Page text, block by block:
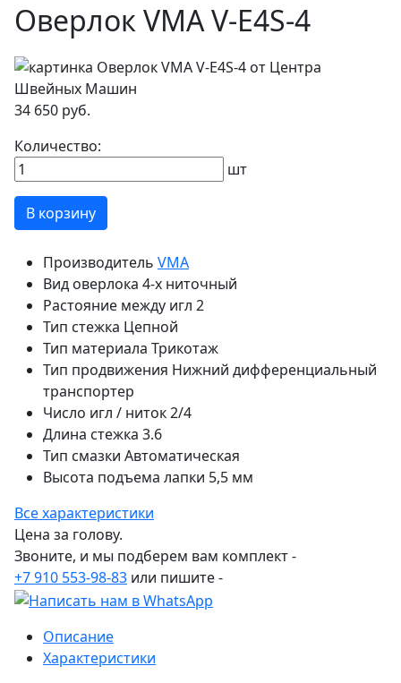
Оверлок VMA V-E4S-4
34 650 руб.
Количество:
шт
В корзину
Производитель VMA
Вид оверлока 4-х ниточный
Растояние между игл 2
Тип стежка Цепной
Тип материала Трикотаж
Тип продвижения Нижний дифференциальный
транспортер
Число игл / ниток2/4
Длина стежка 3.6
Тип смазки Автоматическая
Высота подъема лапки 5,5 мм
Все характеристики
Цена за голову.
Звоните, и мы подберем вам комплект -
+7 910 553-98-83 или пишите -
Описание
Характеристики